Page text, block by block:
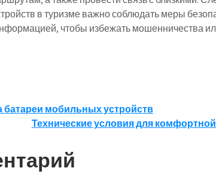
в туризме важно соблюдать меры
чтобы избежать мошенничества
батареи мобильных устройств
Технические условия для